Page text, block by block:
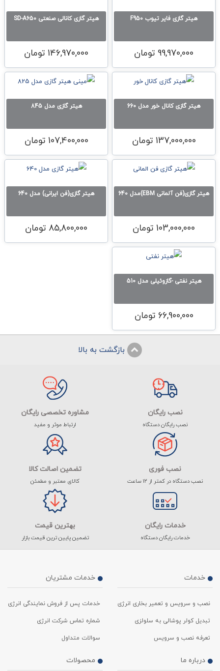
هیتر گازی فایر تیوب F950
99,970,000 تومان
هیتر گازی كانالی صنعتی SD-A650
146,970,000 تومان
هیتر گازی کانال خور مدل 660
137,000,000 تومان
هیتر گازی مدل 845
107,400,000 تومان
هیتر گازی(فن آلمانی EBM)مدل 640
103,000,000 تومان
هیتر گازی(فن ایرانی) مدل 640
85,800,000 تومان
هیتر نفتی -گازوئیلی مدل 510
66,900,000 تومان
بازگشت به بالا
نصب رایگان
نصب رایگان دستگاه
مشاوره تخصصی رایگان
ارتباط موثر و مفید
نصب فوری
نصب دستگاه در کمتر از ۱۲ ساعت
تضمین اصالت کالا
کالای معتبر و مطمئن
خدمات رایگان
خدمات رایگان دستگاه
بهترین قیمت
تضمین پایین ترین قیمت بازار
خدمات
نصب و سرویس و تعمیر بخاری انرژی
تبدیل کولر پوشالی به سلولزی
تعرفه نصب و سرویس
خدمات مشتریان
خدمات پس از فروش نمایندگی انرژی
شماره تماس شرکت انرژی
سوالات متداول
درباره ما محصولات